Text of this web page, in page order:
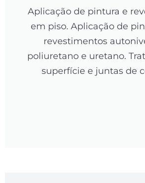
Aplicação de pintura e
em piso. Aplicação de
revestimentos
poliuretano e uretano.
superfície e juntas de